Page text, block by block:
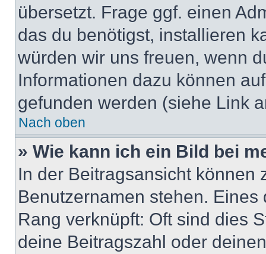
übersetzt. Frage ggf. einen
das du benötigst, installieren
würden wir uns freuen, wenn
Informationen dazu können
gefunden werden (siehe Link
Nach oben
» Wie kann ich ein Bild bei
In der Beitragsansicht können
Benutzernamen stehen.
Rang verknüpft: Oft sind dies
deine Beitragszahl oder